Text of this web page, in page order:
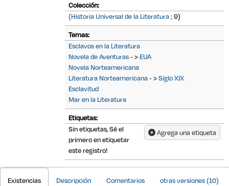
Detalles Bibliográficos
Colección:
(Historia Universal de la Literatura ;9)
Temas:
Esclavos en la Literatura
Novela de Aventuras -> EUA
Novela Norteamericana
Literatura Norteamericana ->Siglo XIX
Esclavitud
Mar en la Literatura
Etiquetas:
Agrega una etiqueta
Sin etiquetas, Sé el
primero en etiquetar
este registro!
Existencias Descripción Comentarios otras versiones (10)